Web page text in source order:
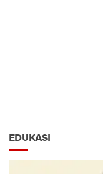
EDUKASI